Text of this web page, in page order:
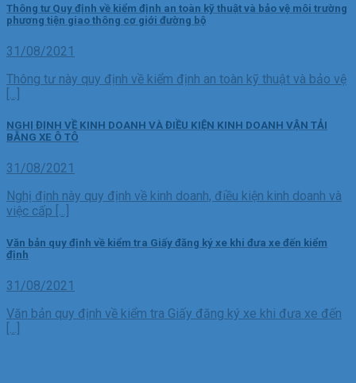
Thông tư Quy định về kiểm định an toàn kỹ thuật và bảo vệ môi trường
phương tiện giao thông cơ giới đường bộ
31/08/2021
Thông tư này quy định về kiểm định an toàn kỹ thuật và bảo vệ
[...]
NGHỊ ĐỊNH VỀ KINH DOANH VÀ ĐIỀU KIỆN KINH DOANH VẬN TẢI
BẰNG XE Ô TÔ
31/08/2021
Nghị định này quy định về kinh doanh, điều kiện kinh doanh và
việc cấp [...]
Văn bản quy định về kiểm tra Giấy đăng ký xe khi đưa xe đến kiểm
định
31/08/2021
Văn bản quy định về kiểm tra Giấy đăng ký xe khi đưa xe đến